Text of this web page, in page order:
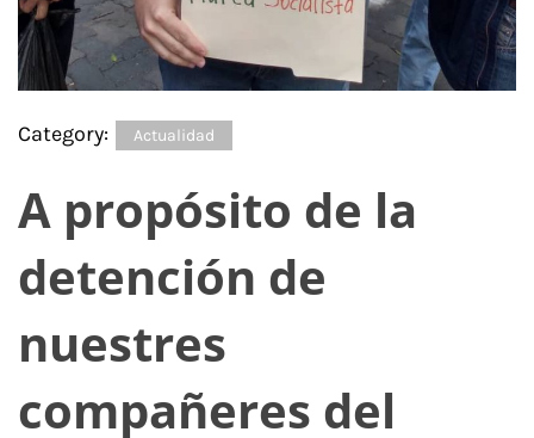
Category: Actualidad
A propósito de la
detención de
nuestres
compañeres del